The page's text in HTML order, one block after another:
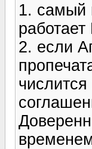
1. самый
2. если